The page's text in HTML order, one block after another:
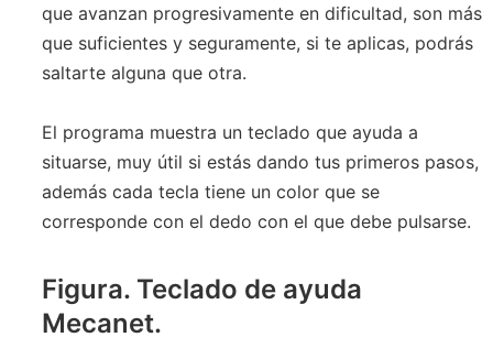
que avanzan progresivamente en dificultad, son más
que suficientes y seguramente, si te aplicas, podrás
saltarte alguna que otra.
El programa muestra un teclado que ayuda a
situarse, muy útil si estás dando tus primeros pasos,
además cada tecla tiene un color que se
corresponde con el dedo con el que debe pulsarse.
Figura. Teclado de ayuda
Mecanet.